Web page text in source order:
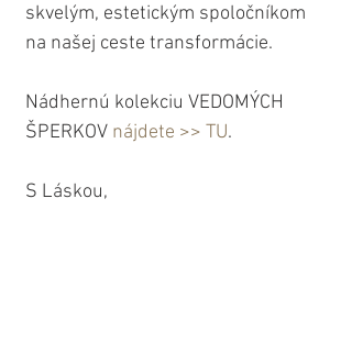
skvelým, estetickým spoločníkom
na našej ceste transformácie.
Nádhernú kolekciu VEDOMÝCH
ŠPERKOV nájdete >> TU.
S Láskou,